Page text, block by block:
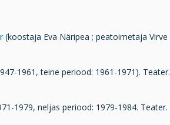
(koostaja Eva Näripea ; peatoimetaja Virve
1961, teine periood: 1961-1971). Teater.
1979, neljas periood: 1979-1984. Teater.